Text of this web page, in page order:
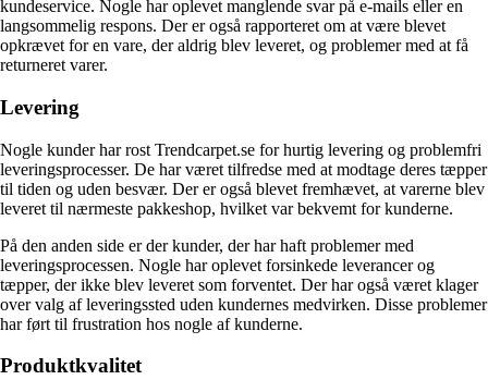
kundeservice. Nogle har oplevet manglende svar på e-mails eller en
langsommelig respons. Der er også rapporteret om at være blevet
opkrævet for en vare, der aldrig blev leveret, og problemer med at få
returneret varer.
Levering
Nogle kunder har rost Trendcarpet.se for hurtig levering og problemfri
leveringsprocesser. De har været tilfredse med at modtage deres tæpper
til tiden og uden besvær. Der er også blevet fremhævet, at varerne blev
leveret til nærmeste pakkeshop, hvilket var bekvemt for kunderne.
På den anden side er der kunder, der har haft problemer med
leveringsprocessen. Nogle har oplevet forsinkede leverancer og
tæpper, der ikke blev leveret som forventet. Der har også været klager
over valg af leveringssted uden kundernes medvirken. Disse problemer
har ført til frustration hos nogle af kunderne.
Produktkvalitet